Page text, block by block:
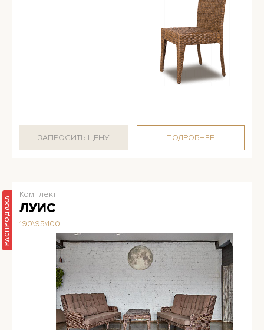
ЗАПРОСИТЬ ЦЕНУ ПОДРОБНЕЕ
РАCПРОДАЖА
Комплект
ЛУИС
190\95\100